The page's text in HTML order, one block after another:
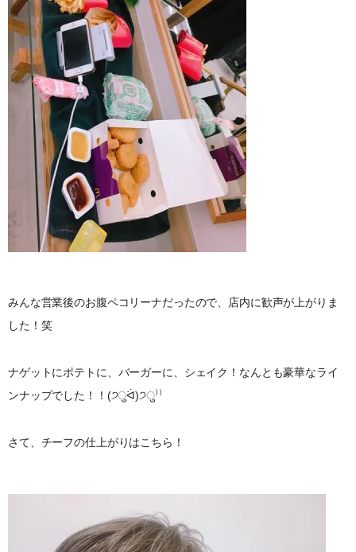
みんな営業後のお腹ペコリーナだったので、店内に歓声が上がりま
した！笑
ナゲットにポテトに、バーガーに、シェイク！なんとも豪華なライ
ンナップでした！！(੭ुᐛ)੭ु⁾⁾
さて、チーフの仕上がりはこちら！